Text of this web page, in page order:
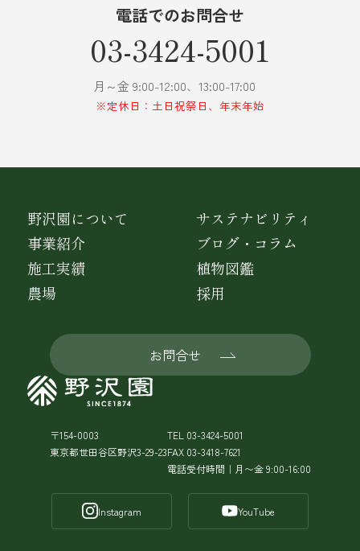
電話でのお問合せ
03-3424-5001
月～金 9:00-12:00、13:00-17:00
※定休日：土日祝祭日、年末年始
〒154-0003
東京都世田谷区野沢3-29-23
TEL 03-3424-5001
FAX 03-3418-7621
電話受付時間｜月〜金 9:00-16:00
Instagram YouTube
野沢園について
事業紹介
施工実績
農場
サステナビリティ
ブログ・コラム
植物図鑑
採用
お問合せ